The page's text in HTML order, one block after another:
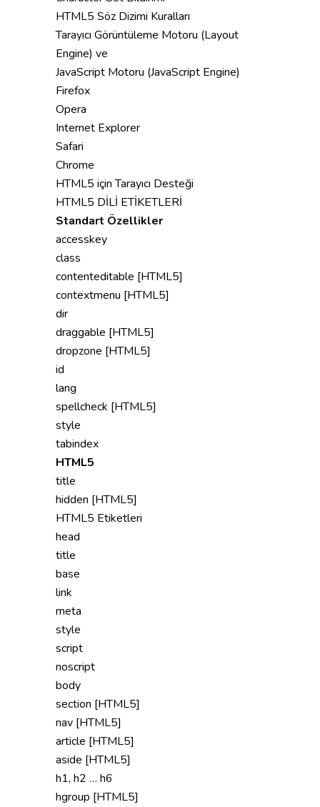
HTML5 Söz Dizimi Kuralları
Tarayıcı Görüntüleme Motoru (Layout
Engine) ve
JavaScript Motoru (JavaScript Engine)
Firefox
Opera
Internet Explorer
Safari
Chrome
HTML5 için Tarayıcı Desteği
HTML5 DİLİ ETİKETLERİ
Standart Özellikler
accesskey
class
contenteditable [HTML5]
contextmenu [HTML5]
dir
draggable [HTML5]
dropzone [HTML5]
id
lang
spellcheck [HTML5]
style
tabindex
HTML5
title
hidden [HTML5]
HTML5 Etiketleri
head
title
base
link
meta
style
script
noscript
body
section [HTML5]
nav [HTML5]
article [HTML5]
aside [HTML5]
h1, h2 … h6
hgroup [HTML5]